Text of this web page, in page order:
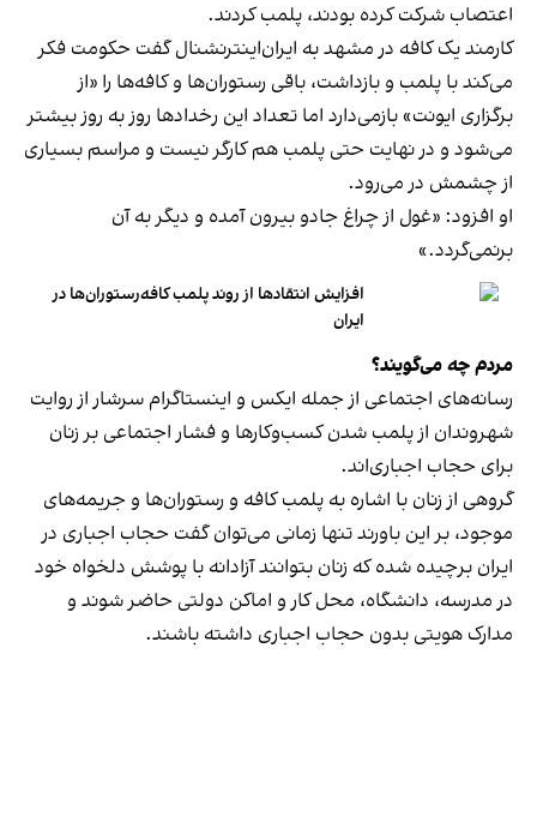
اعتصاب شرکت کرده بودند، پلمب کردند.
کارمند یک کافه در مشهد به ایران‌اینترنشنال گفت حکومت فکر
می‌کند با پلمب و بازداشت، باقی رستوران‌ها و کافه‌ها را «از
برگزاری ایونت» بازمی‌دارد اما تعداد این رخدادها روز به روز بیشتر
می‌شود و در نهایت حتی پلمب هم کارگر نیست و مراسم بسیاری
از چشمش در می‌رود.
او افزود: «غول از چراغ جادو بیرون آمده و دیگر به آن
برنمی‎‌گردد.»
افزایش انتقادها از روند پلمب کافه‌رستوران‌ها در
ایران
مردم چه می‌گویند؟
رسانه‎‌های اجتماعی از جمله ایکس و اینستاگرام سرشار از روایت
شهروندان از پلمب شدن کسب‌وکارها و فشار اجتماعی بر زنان
برای حجاب اجباری‌اند.
گروهی از زنان با اشاره به پلمب کافه و رستوران‌ها و جریمه‌های
موجود، بر این باورند تنها زمانی می‌توان گفت حجاب اجباری در
ایران برچیده شده که زنان بتوانند آزادانه با پوشش دلخواه خود
در مدرسه، دانشگاه، محل کار و اماکن دولتی حاضر شوند و
مدارک هویتی بدون حجاب اجباری داشته باشند.